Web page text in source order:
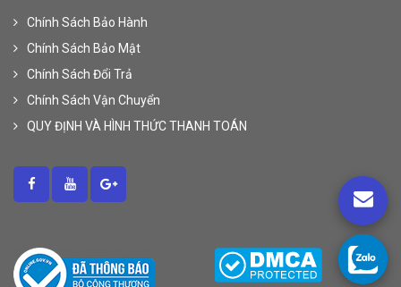
Chính Sách Bảo Hành
Chính Sách Bảo Mật
Chính Sách Đổi Trả
Chính Sách Vận Chuyển
QUY ĐỊNH VÀ HÌNH THỨC THANH TOÁN